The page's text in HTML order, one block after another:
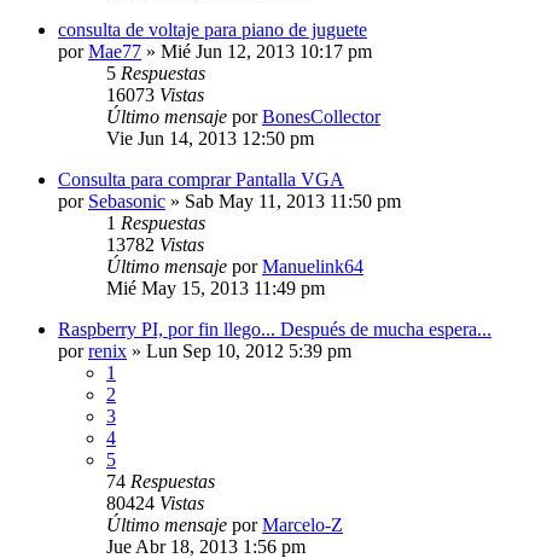
consulta de voltaje para piano de juguete
porMae77 » Mié Jun 12, 2013 10:17 pm
5 Respuestas
16073 Vistas
Último mensaje porBonesCollector
Vie Jun 14, 2013 12:50 pm
Consulta para comprar Pantalla VGA
por Sebasonic » Sab May 11, 2013 11:50 pm
1 Respuestas
13782 Vistas
Último mensaje porManuelink64
Mié May 15, 2013 11:49 pm
Raspberry PI, por fin llego... Después de mucha espera...
porrenix » Lun Sep 10, 2012 5:39 pm
1
2
3
4
5
74 Respuestas
80424 Vistas
Último mensaje porMarcelo-Z
Jue Abr 18, 2013 1:56 pm